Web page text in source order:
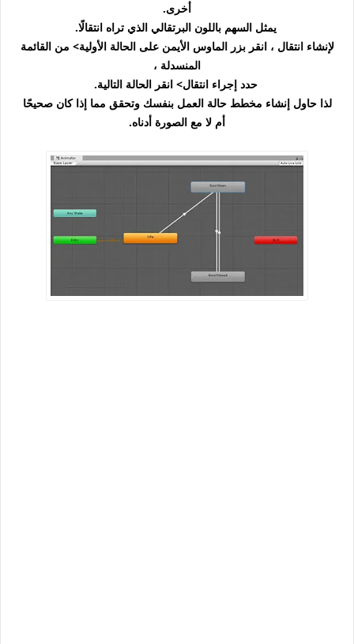
أخرى.
يمثل السهم باللون البرتقالي الذي تراه انتقالًا.
لإنشاء انتقال ، انقر بزر الماوس الأيمن على الحالة الأولية> من القائمة
المنسدلة ،
حدد إجراء انتقال> انقر الحالة التالية.
لذا حاول إنشاء مخطط حالة العمل بنفسك وتحقق مما إذا كان صحيحًا
أم لا مع الصورة أدناه.